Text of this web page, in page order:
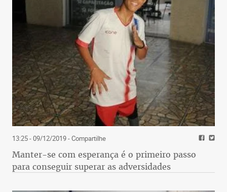
13:25 - 09/12/2019- Compartilhe
Manter-se com esperança é o primeiro passo
para conseguir superar as adversidades